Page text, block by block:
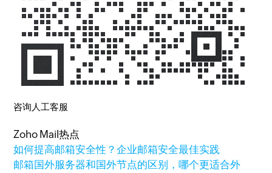
咨询人工客服
Zoho Mail热点
如何提高邮箱安全性？企业邮箱安全最佳实践
邮箱国外服务器和国外节点的区别，哪个更适合外